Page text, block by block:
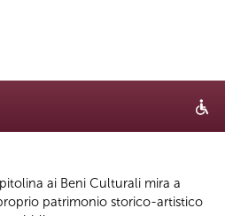
ai Beni Culturali mira a
patrimonio storico-artistico